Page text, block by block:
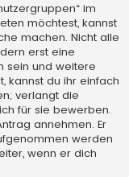
im
möchtest, kannst
machen. Nicht alle
erst eine
sein und weitere
kannst du ihr einfach
verlangt die
für sie bewerben.
annehmen. Er
werden
wenn er dich